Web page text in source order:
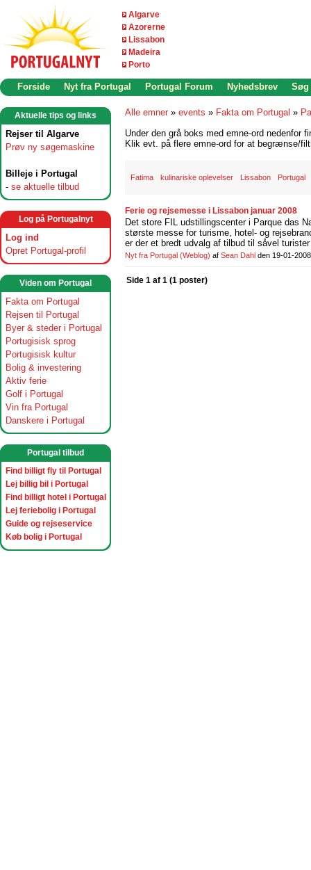
Algarve
Azorerne
Lissabon
Madeira
Porto
Forside Nyt fra Portugal Portugal Forum Nyhedsbrev Søg
Aktuelle tips og links
Rejser til Algarve
Prøv ny søgemaskine
Billeje i Portugal
- se aktuelle tilbud
Log på Portugalnyt
Log ind
Opret Portugal-profil
Viden om Portugal
Fakta om Portugal
Rejsen til Portugal
Byer & steder i Portugal
Portugisisk sprog
Portugisisk kultur
Bolig & investering
Aktiv ferie
Golf i Portugal
Vin fra Portugal
Danskere i Portugal
Portugal tilbud
Find billigt fly til Portugal
Lej billig bil i Portugal
Find billigt hotel i Portugal
Lej feriebolig i Portugal
Guide og rejseservice
Køb bolig i Portugal
Alle emner » events » Fakta om Portugal »
Under den grå boks med emne-ord nedenfor
Klik evt. på flere emne-ord for at begrænse/
Fatima kulinariske oplevelser Lissabon Portugal
Ferie og rejsemesse i Lissabon januar 2008
Det store FIL udstillingscenter i Parque das
største messe for turisme, hotel- og
er der et bredt udvalg af tilbud til såvel
Nyt fra Portugal (Weblog) af Sean Dahl den 19-01-2008
Side 1 af 1 (1 poster)